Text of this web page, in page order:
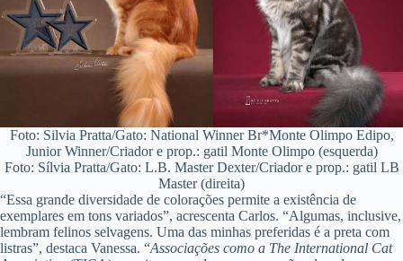
Foto: Silvia Pratta/Gato: National Winner Br*Monte Olimpo Edipo,
Junior Winner/Criador e prop.: gatil Monte Olimpo (esquerda)
Foto: Sílvia Pratta/Gato: L.B. Master Dexter/Criador e prop.: gatil LB
Master (direita)
“Essa grande diversidade de colorações permite a existência de
exemplares em tons variados”, acrescenta Carlos. “Algumas, inclusive,
lembram felinos selvagens. Uma das minhas preferidas é a preta com
listras”, destaca Vanessa. “Associações como a The International Cat